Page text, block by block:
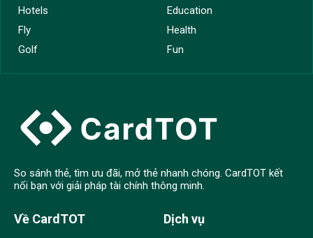
Hotels
Fly
Golf
Education
Health
Fun
So sánh thẻ, tìm ưu đãi, mở thẻ nhanh chóng. CardTOT kết
nối bạn với giải pháp tài chính thông minh.
Về CardTOT Dịch vụ